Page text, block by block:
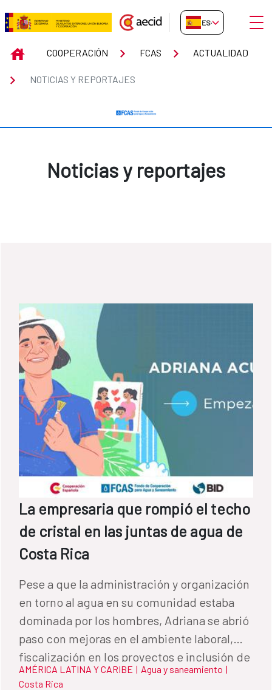
Saltar al contenido principal
Noticias y reportajes
ES-ES Abrir
INICIOCOOPERACIÓN FCAS ACTUALIDAD
NOTICIAS Y REPORTAJES
Noticias y reportajes
La empresaria que rompió el techo
de cristal en las juntas de agua de
Costa Rica
Pese a que la administración y organización
en torno al agua en su comunidad estaba
dominada por los hombres, Adriana se abrió
paso con mejoras en el ambiente laboral,
fiscalización en los proyectos e inclusión de
todos los miembros de su comunidad.
AMÉRICA LATINA Y CARIBE | Agua y saneamiento |
Costa Rica